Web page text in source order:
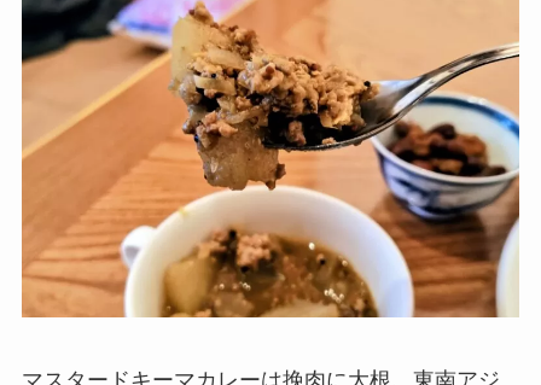
マスタードキーマカレーは挽肉に大根、東南アジ